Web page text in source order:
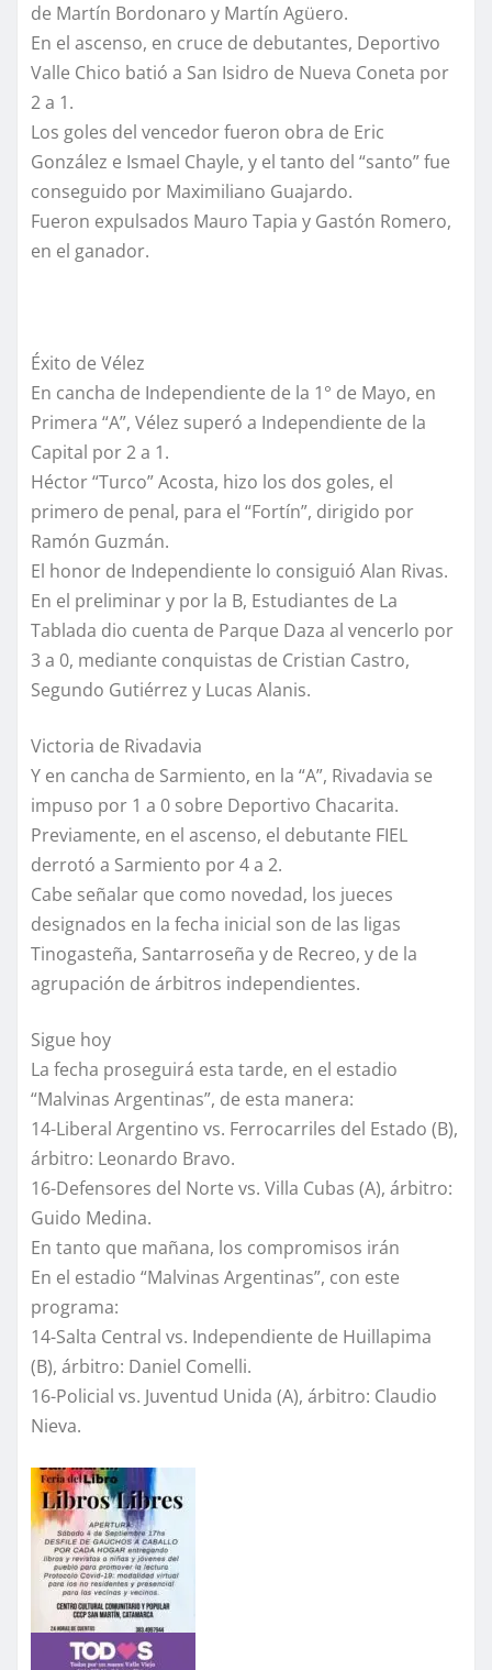
de Martín Bordonaro y Martín Agüero.
En el ascenso, en cruce de debutantes, Deportivo
Valle Chico batió a San Isidro de Nueva Coneta por
2 a 1.
Los goles del vencedor fueron obra de Eric
González e Ismael Chayle, y el tanto del “santo” fue
conseguido por Maximiliano Guajardo.
Fueron expulsados Mauro Tapia y Gastón Romero,
en el ganador.
Éxito de Vélez
En cancha de Independiente de la 1° de Mayo, en
Primera “A”, Vélez superó a Independiente de la
Capital por 2 a 1.
Héctor “Turco” Acosta, hizo los dos goles, el
primero de penal, para el “Fortín”, dirigido por
Ramón Guzmán.
El honor de Independiente lo consiguió Alan Rivas.
En el preliminar y por la B, Estudiantes de La
Tablada dio cuenta de Parque Daza al vencerlo por
3 a 0, mediante conquistas de Cristian Castro,
Segundo Gutiérrez y Lucas Alanis.
Victoria de Rivadavia
Y en cancha de Sarmiento, en la “A”, Rivadavia se
impuso por 1 a 0 sobre Deportivo Chacarita.
Previamente, en el ascenso, el debutante FIEL
derrotó a Sarmiento por 4 a 2.
Cabe señalar que como novedad, los jueces
designados en la fecha inicial son de las ligas
Tinogasteña, Santarroseña y de Recreo, y de la
agrupación de árbitros independientes.
Sigue hoy
La fecha proseguirá esta tarde, en el estadio
“Malvinas Argentinas”, de esta manera:
14-Liberal Argentino vs. Ferrocarriles del Estado (B),
árbitro: Leonardo Bravo.
16-Defensores del Norte vs. Villa Cubas (A), árbitro:
Guido Medina.
En tanto que mañana, los compromisos irán
En el estadio “Malvinas Argentinas”, con este
programa:
14-Salta Central vs. Independiente de Huillapima
(B), árbitro: Daniel Comelli.
16-Policial vs. Juventud Unida (A), árbitro: Claudio
Nieva.